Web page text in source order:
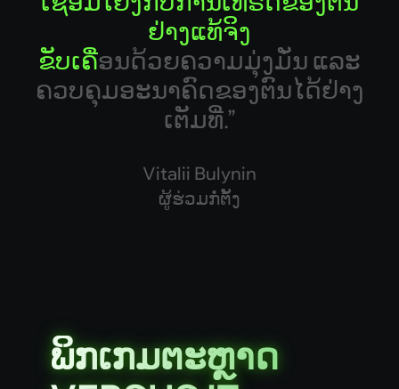
ຂບເຄອນດວຍຄວາມມງມນ ແລະ
ຄວ ບຄ ອະນາຄດຂອງ ນ
ເຕມທ.”
Vitalii Bulynin
VERSUS IT
VERSUS IT